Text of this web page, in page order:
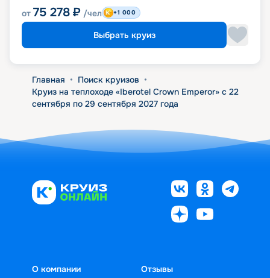
от 75 278 ₽ /чел +1 000
Выбрать круиз
Главная • Поиск круизов •
Круиз на теплоходе «Iberotel Crown Emperor» с 22
сентября по 29 сентября 2027 года
О компании
Отзывы